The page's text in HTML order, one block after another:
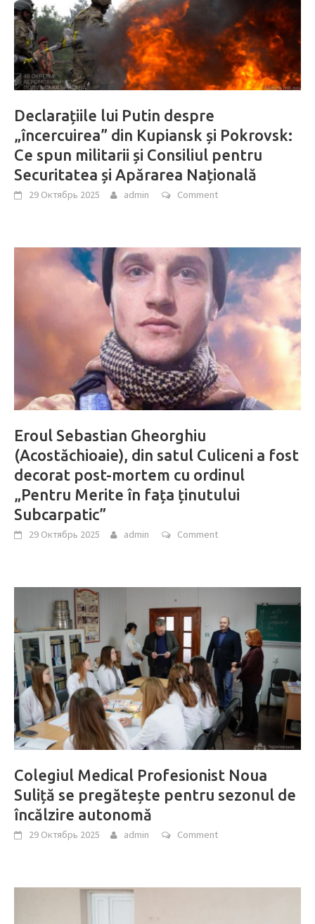
Declarațiile lui Putin despre
„încercuirea” din Kupiansk și Pokrovsk:
Ce spun militarii și Consiliul pentru
Securitatea și Apărarea Națională
29 Октябрь 2025 admin Comment
Eroul Sebastian Gheorghiu
(Acostăchioaie), din satul Culiceni a fost
decorat post-mortem cu ordinul
„Pentru Merite în fața ținutului
Subcarpatic”
29 Октябрь 2025 admin Comment
Colegiul Medical Profesionist Noua
Suliță se pregătește pentru sezonul de
încălzire autonomă
29 Октябрь 2025 admin Comment